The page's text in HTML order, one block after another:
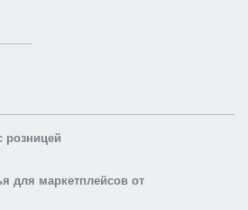
для маркетплейсов от